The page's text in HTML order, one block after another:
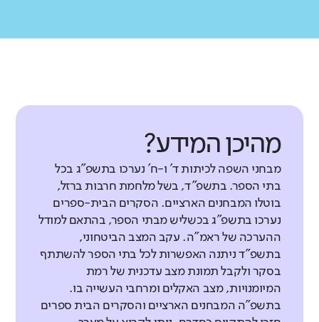
מהיכן המידע?
מבחני השפה לכיתות ד' ו-ח' נערכו בתשפ"ג בכל
בתי הספר. בתשפ"ד, בשל מלחמת חרבות ברזל,
בוטלו המבחנים הארציים. הסקרים הבית-ספרים
נערכו בתשפ"ג בכשליש מבתי הספר, בהתאם למודל
ההערכה של ראמ"ה. עקב המצב הביטחוני,
בתשפ"ד ניתנה האפשרות לכל בתי הספר להשתתף
בסקר ולקבל תמונת מצב עדכנית של רמת
המיומנויות, מצב האקלים ומרחבי העשייה בו.
בתשפ"ה המבחנים הארציים והסקרים הבית ספרים